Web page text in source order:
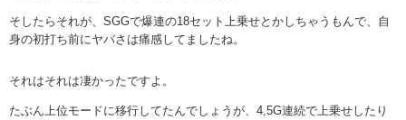
そしたらそれが、SGGで爆連の18セット上乗せとかしちゃうもんで、自
身の初打ち前にヤバさは痛感してましたね。
それはそれは凄かったですよ。
たぶん上位モードに移行してたんでしょうが、4,5G連続で上乗せしたり